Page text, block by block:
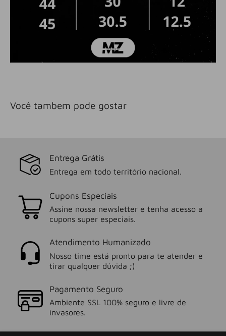
Você tambem pode gostar
Entrega Grátis
Entrega em todo território nacional.
Cupons Especiais
Assine nossa newsletter e tenha acesso a
cupons super especiais.
Atendimento Humanizado
Nosso time está pronto para te atender e
tirar qualquer dúvida ;)
Pagamento Seguro
Ambiente SSL 100% seguro e livre de
invasores.